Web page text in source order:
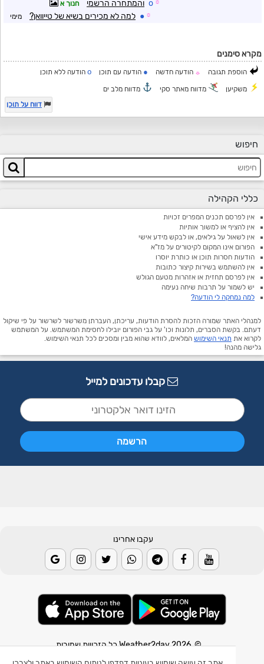
☼
o והמתחרה הרשמי חנוך א
☼
● למה לא מכירים בשיא של טייוואן? מימי
מקרא סימנים
הוספת תגובה ☼ הודעה חדשה ● הודעה עם תוכן o הודעה ללא תוכן
משקיען מדווח מאתר סקי
מדווח מלב ים
דווח על תוכן
חיפוש
כללי הקהילה
אין לפרסם תכנים המפרים זכויות
אין להציף או למשוך אותיות
אין לשאול על גילאים, או לבקש מידע אישי
הפורום אינו המקום לקיטורים על מז"א
הודעות חסרות תוכן או כותרת יוסרו
אין להשתמש בשירות קיצור כתובות
אין לפרסם תחזית או אזהרות מטעם הגולש
יש לשמור על תרבות שיחה נעימה
למה נמחקה לי הודעה?
למנהלי האתר שמורה הזכות להסרת הודעות, עריכתן, העברתן משרשור לשרשור על פי שיקול
דעתם. בקשת הסברים, תלונות וכו' על גבי הפורום יובילו לחסימת המשתמש. על המשתמש
לקרוא את תנאי השימוש המלאים, לוודא שהוא מבין ומסכים לכל תנאי השימוש.
גלישה מהנה!
קבלו עדכונים למייל
עקבו אחרינו
© 2026 Weather2day כל הזכויות שמורות